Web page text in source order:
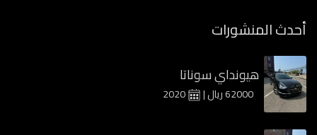
أحدث المنشورات
هيونداي سوناتا
62000 ريال |